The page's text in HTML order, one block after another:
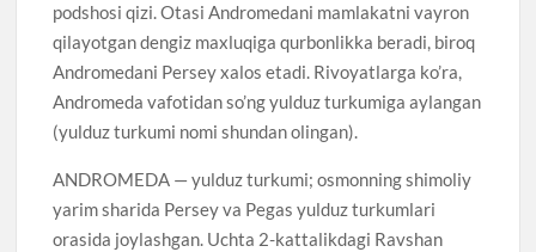
podshosi qizi. Otasi Andromedani mamlakatni vayron
qilayotgan dengiz maxluqiga qurbonlikka beradi, biroq
Andromedani Persey xalos etadi. Rivoyatlarga ko’ra,
Andromeda vafotidan so’ng yulduz turkumiga aylangan
(yulduz turkumi nomi shundan olingan).
ANDROMEDA — yulduz turkumi; osmonning shimoliy
yarim sharida Persey va Pegas yulduz turkumlari
orasida joylashgan. Uchta 2-kattalikdagi Ravshan